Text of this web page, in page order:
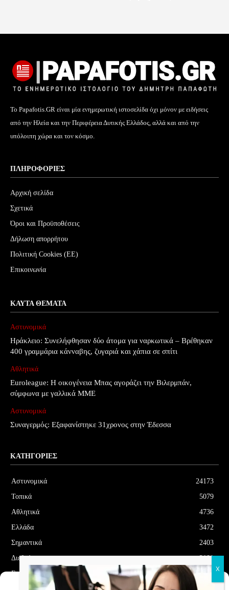
Διαχείριση Συγκατάθεσης
Το Papafotis.GR είναι μία ενημερωτική ιστοσελίδα όχι μόνον με ειδήσεις
από την Ηλεία και την Περιφέρεια Δυτικής Ελλάδος, αλλά και από την
υπόλοιπη χώρα και τον κόσμο.
ΠΛΗΡΟΦΟΡΊΕΣ
Αρχική σελίδα
Σχετικά
Όροι και Προϋποθέσεις
Δήλωση απορρήτου
Πολιτική Cookies (ΕΕ)
Επικοινωνία
ΚΑΥΤΆ ΘΈΜΑΤΑ
Αστυνομικά
Ηράκλειο: Συνελήφθησαν δύο άτομα για ναρκωτικά – Βρέθηκαν
400 γραμμάρια κάνναβης, ζυγαριά και χάπια σε σπίτι
Αθλητικά
Euroleague: Η οικογένεια Μπας αγοράζει την Βιλερμπάν,
σύμφωνα με γαλλικά ΜΜΕ
Αστυνομικά
Συναγερμός: Εξαφανίστηκε 31χρονος στην Έδεσσα
ΚΑΤΗΓΟΡΊΕΣ
Αστυνομικά
24173
Τοπικά
5079
Αθλητικά
4736
Ελλάδα
3472
Σημαντικά
2403
Διεθνή
2101
Επιλεγμένα
1704